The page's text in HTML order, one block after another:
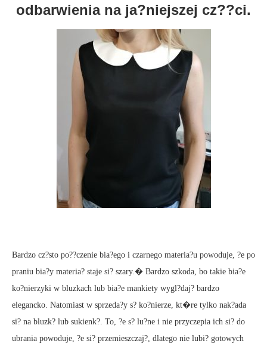
odbarwienia na ja?niejszej cz??ci.
Bardzo cz?sto po??czenie bia?ego i czarnego materia?u powoduje, ?e po
praniu bia?y materia? staje si? szary.� Bardzo szkoda, bo takie bia?e
ko?nierzyki w bluzkach lub bia?e mankiety wygl?daj? bardzo
elegancko. Natomiast w sprzeda?y s? ko?nierze, kt�re tylko nak?ada
si? na bluzk? lub sukienk?. To, ?e s? lu?ne i nie przyczepia ich si? do
ubrania powoduje, ?e si? przemieszczaj?, dlatego nie lubi? gotowych